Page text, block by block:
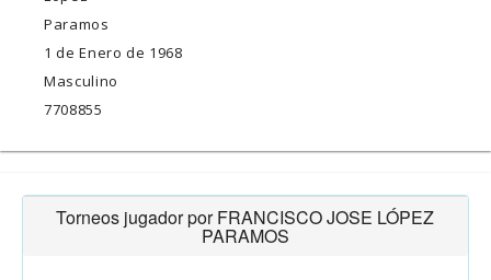
Paramos
1 de Enero de 1968
Masculino
7708855
Torneos jugador por FRANCISCO JOSE LÓPEZ
PARAMOS